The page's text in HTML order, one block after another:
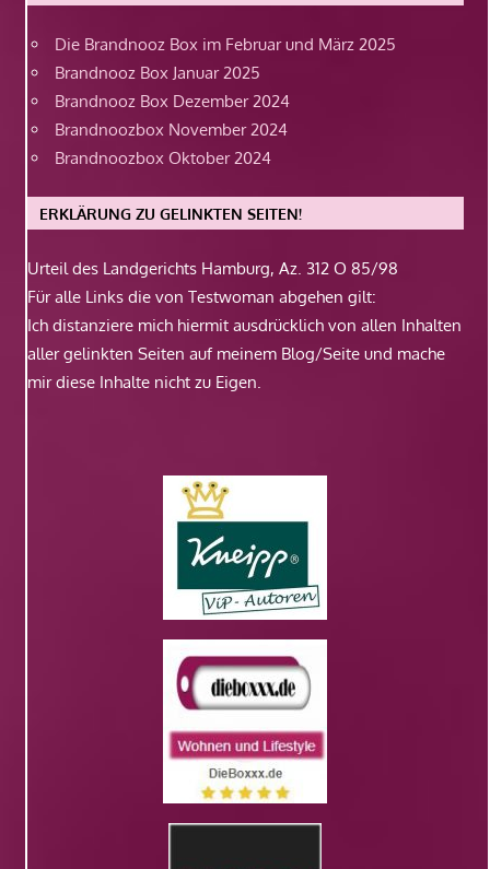
Die Brandnooz Box im Februar und März 2025
Brandnooz Box Januar 2025
Brandnooz Box Dezember 2024
Brandnoozbox November 2024
Brandnoozbox Oktober 2024
ERKLÄRUNG ZU GELINKTEN SEITEN!
Urteil des Landgerichts Hamburg, Az. 312 O 85/98
Für alle Links die von Testwoman abgehen gilt:
Ich distanziere mich hiermit ausdrücklich von allen Inhalten
aller gelinkten Seiten auf meinem Blog/Seite und mache
mir diese Inhalte nicht zu Eigen.